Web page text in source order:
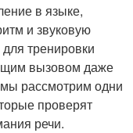
в языке,
и звуковую
тренировки
вызовом даже
мы рассмотрим одни
проверят
речи.